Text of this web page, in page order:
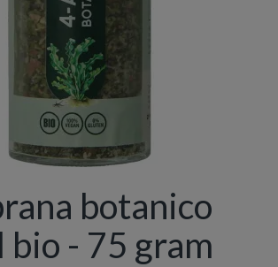
botanico
bio - 75 gram